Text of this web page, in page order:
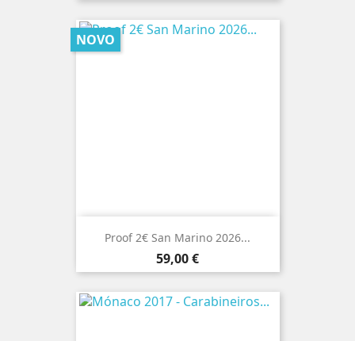
Proof 2€ San Marino 2026...
Preço
59,00 €
NOVO